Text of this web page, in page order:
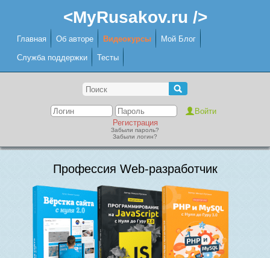
<MyRusakov.ru />
Главная Об авторе Видеокурсы Мой Блог
Служба поддержки Тесты
Регистрация
Забыли пароль?
Забыли логин?
Профессия Web-разработчик